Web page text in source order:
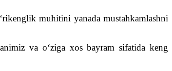
muhitini yanada mustahkamlashni
va o‘ziga xos bayram sifatida keng